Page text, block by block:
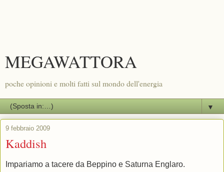
MEGAWATTORA
poche opinioni e molti fatti sul mondo dell'energia
▼
9 febbraio 2009
Kaddish
Impariamo a tacere da Beppino e Saturna Englaro.